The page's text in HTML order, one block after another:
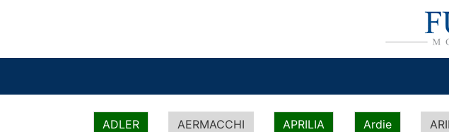
ADLER AERMACCHI APRILIA Ardie